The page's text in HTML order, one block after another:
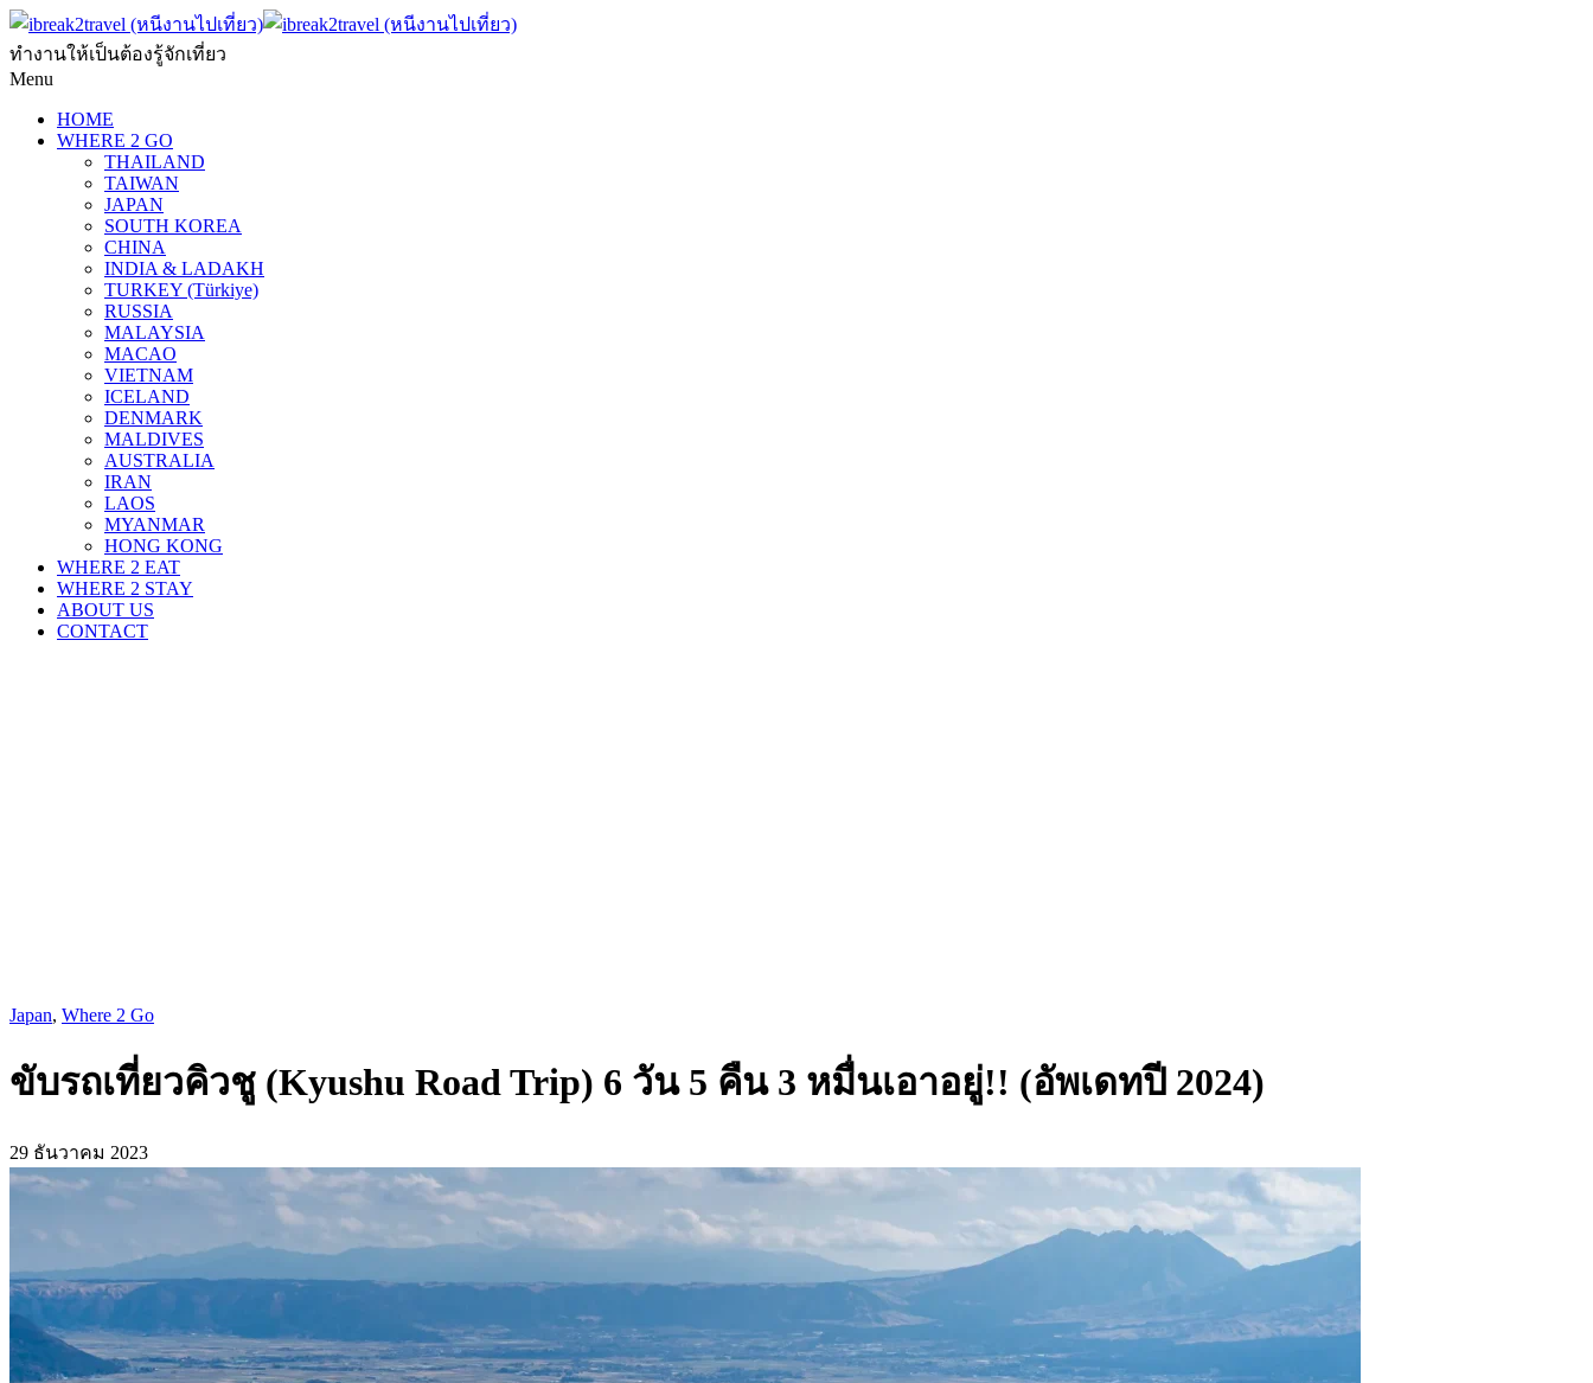
ทำงานให้เป็นต้องรู้จักเที่ยว
Menu
HOME
WHERE 2 GO
THAILAND
TAIWAN
JAPAN
SOUTH KOREA
CHINA
INDIA & LADAKH
TURKEY (Türkiye)
RUSSIA
MALAYSIA
MACAO
VIETNAM
ICELAND
DENMARK
MALDIVES
AUSTRALIA
IRAN
LAOS
MYANMAR
HONG KONG
WHERE 2 EAT
WHERE 2 STAY
ABOUT US
CONTACT
Japan, Where 2 Go
ขับรถเที่ยวคิวชู (Kyushu Road Trip) 6 วัน 5 คืน 3 หมื่นเอาอยู่!! (อัพเดทปี 2024)
29 ธันวาคม 2023